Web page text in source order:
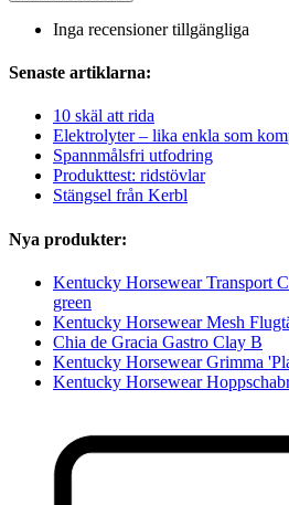
Inga recensioner tillgängliga
Senaste artiklarna:
10 skäl att rida
Elektrolyter – lika enkla som
Spannmålsfri utfodring
Produkttest: ridstövlar
Stängsel från Kerbl
Nya produkter:
Kentucky Horsewear Transport
green
Kentucky Horsewear Mesh
Chia de Gracia Gastro Clay B
Kentucky Horsewear Grimma
Kentucky Horsewear